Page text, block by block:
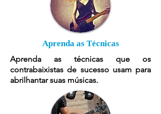
Aprenda as Técnicas
Aprenda as técnicas que os
contrabaixistas de sucesso usam para
abrilhantar suas músicas.